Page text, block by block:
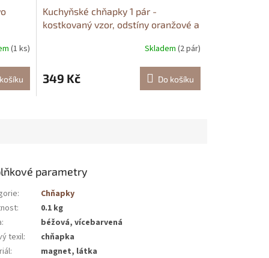
(1 ks)
Kuchyňské chňapky 1 pár -
kostkovaný vzor, odstíny oranžové a
Skladem (2 pár)
349 Kč Do košíku
parametry
:
Chňapky
:
0.1 kg
:
béžová, vícebarvená
texil:
chňapka
:
magnet, látka